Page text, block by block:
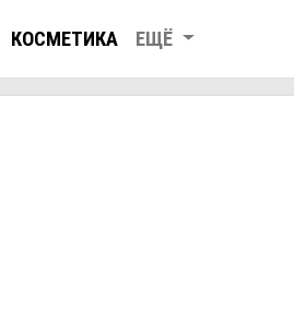
КОСМЕТИКА ЕЩЁ